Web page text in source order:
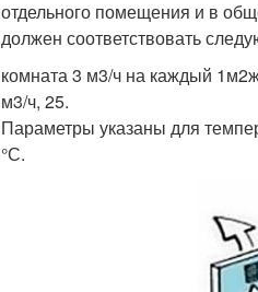
отдельного помещения и в
должен соответствовать
комната 3 м3/ч на каждый
м3/ч, 25.
Параметры указаны для
°С.